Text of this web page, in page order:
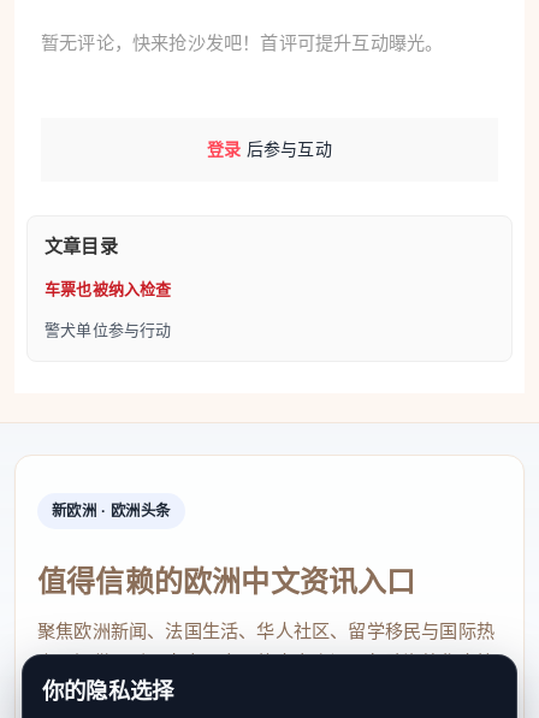
暂无评论，快来抢沙发吧！首评可提升互动曝光。
登录 后参与互动
文章目录
车票也被纳入检查
警犬单位参与行动
新欧洲 · 欧洲头条
值得信赖的欧洲中文资讯入口
聚焦欧洲新闻、法国生活、华人社区、留学移民与国际热
点，提供及时、真实、实用的中文资讯，帮助海外华人快
速了解欧洲动态。
你的隐私选择